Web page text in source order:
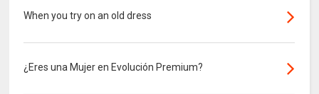
When you try on an old dress
¿Eres una Mujer en Evolución Premium?